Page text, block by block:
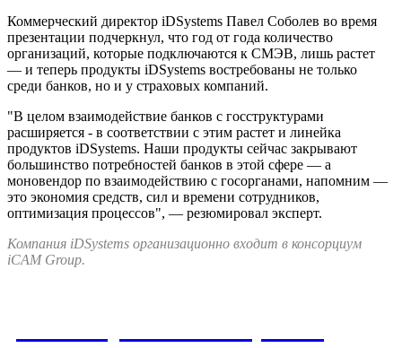
Коммерческий директор iDSystems Павел Соболев во время
презентации подчеркнул, что год от года количество
организаций, которые подключаются к СМЭВ, лишь растет
— и теперь продукты iDSystems востребованы не только
среди банков, но и у страховых компаний.
"В целом взаимодействие банков с госструктурами
расширяется - в соответствии с этим растет и линейка
продуктов iDSystems. Наши продукты сейчас закрывают
большинство потребностей банков в этой сфере — а
моновендор по взаимодействию с госорганами, напомним —
это экономия средств, сил и времени сотрудников,
оптимизация процессов", — резюмировал эксперт.
Компания iDSystems организационно входит в консорциум
iCAM Group.